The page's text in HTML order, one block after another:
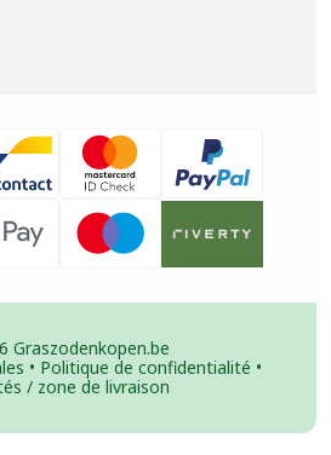
Graszodenkopen.be
• Politique de confidentialité •
/ zone de livraison